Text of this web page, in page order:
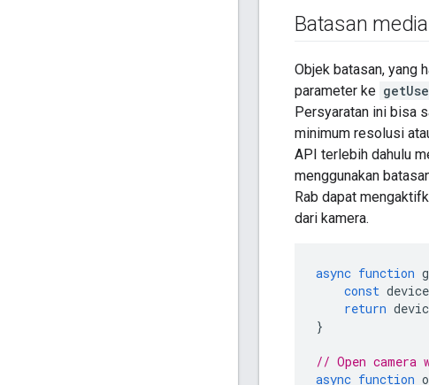
Batasan media
Objek batasan, yang
parameter ke
Persyaratan ini bisa
minimum resolusi
API terlebih dahulu
menggunakan
Rab dapat
dari kamera.
async function
const
return
}
// Open
async function